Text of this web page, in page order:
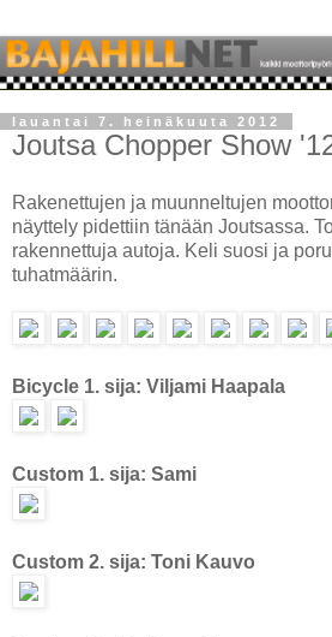
lauantai 7. heinäkuuta 2012
Joutsa Chopper Show
Rakenettujen ja muunneltujen
näyttely pidettiin tänään Joutsassa.
rakennettuja autoja. Keli suosi ja
tuhatmäärin.
Bicycle 1. sija: Viljami Haapala
Custom 1. sija: Sami
Custom 2. sija: Toni Kauvo